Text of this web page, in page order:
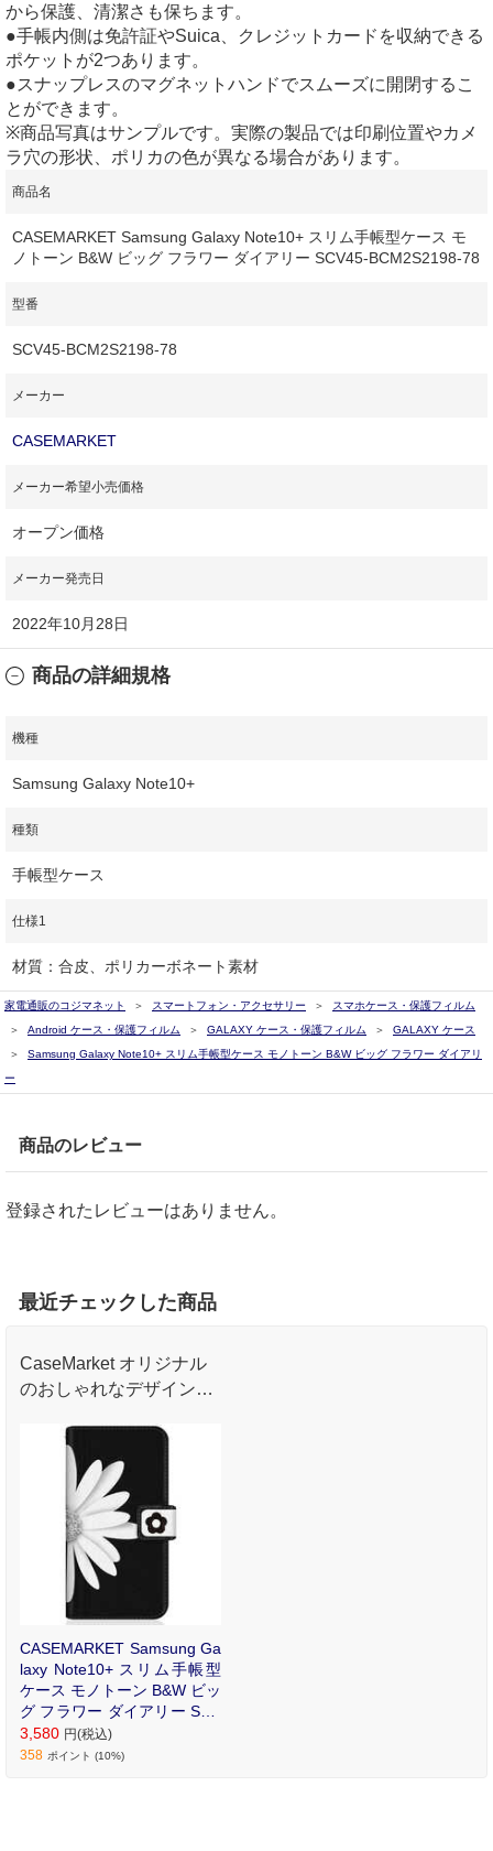
から保護、清潔さも保ちます。
●手帳内側は免許証やSuica、クレジットカードを収納できる
ポケットが2つあります。
●スナップレスのマグネットハンドでスムーズに開閉するこ
とができます。
※商品写真はサンプルです。実際の製品では印刷位置やカメ
ラ穴の形状、ポリカの色が異なる場合があります。
商品名
CASEMARKET Samsung Galaxy Note10+ スリム手帳型ケース モ
ノトーン B&W ビッグ フラワー ダイアリー SCV45-BCM2S2198-78
型番
SCV45-BCM2S2198-78
メーカー
CASEMARKET
メーカー希望小売価格
オープン価格
メーカー発売日
2022年10月28日
商品の詳細規格
機種
Samsung Galaxy Note10+
種類
手帳型ケース
仕様1
材質：合皮、ポリカーボネート素材
家電通販のコジマネット スマートフォン・アクセサリー
スマホケース・保護フィルム
Android ケース・保護フィルム
GALAXY ケース・保護フィルム
GALAXY ケース
Samsung Galaxy Note10+ スリム手帳型ケース モノトーン B&W ビッグ フラワー ダイアリ
ー
商品のレビュー
登録されたレビューはありません。
最近チェックした商品
CaseMarket オリジナル
のおしゃれなデザインプ
ル手帳型ケース。
CASEMARKET Samsung Ga
laxy Note10+ スリム手帳型
ケース モノトーン B&W ビッ
グ フラワー ダイアリー SCV
45-BCM2S2198-78
3,580 円(税込)
358 ポイント (10%)